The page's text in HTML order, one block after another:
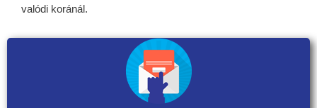
valódi koránál.